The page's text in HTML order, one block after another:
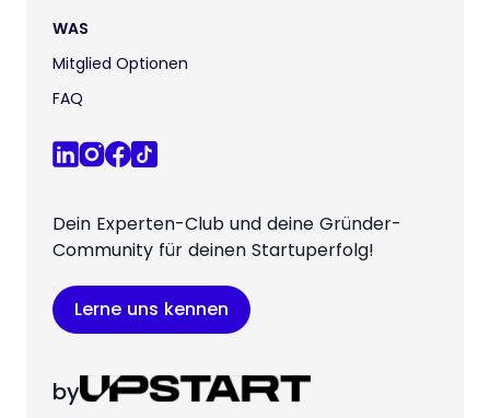
WAS
Mitglied Optionen
FAQ
Dein Experten-Club und deine Gründer-
Community für deinen Startuperfolg!
Lerne uns kennen
by